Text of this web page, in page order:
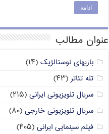
ادامه
عنوان مطالب
بازیهای نوستالژیک (۱۴)
تله تئاتر (۴۳)
سریال تلویزیونی ایرانی (۲۱۵)
سریال تلویزیونی خارجی (۸۰)
فیلم سینمایی ایرانی (۴۰۵)